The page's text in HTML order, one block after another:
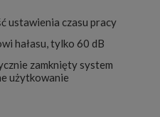
ustawienia czasu pracy
hałasu, tylko 60 dB
zamknięty system
użytkowanie